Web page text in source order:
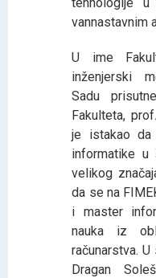
vannastavnim
U ime
inženjerski
Sadu
Fakulteta,
je istakao da
informatike u
velikog
da se na
i master
nauka iz
računarstva.
Dragan